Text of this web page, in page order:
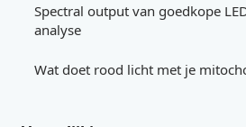
Spectral output van goedkope
analyse
Wat doet rood licht met je